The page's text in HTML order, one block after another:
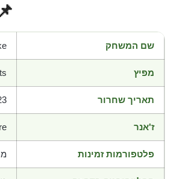
שם המשחק
מפיץ
תאריך שחרור
ז'אנר
פלטפורמות זמינות